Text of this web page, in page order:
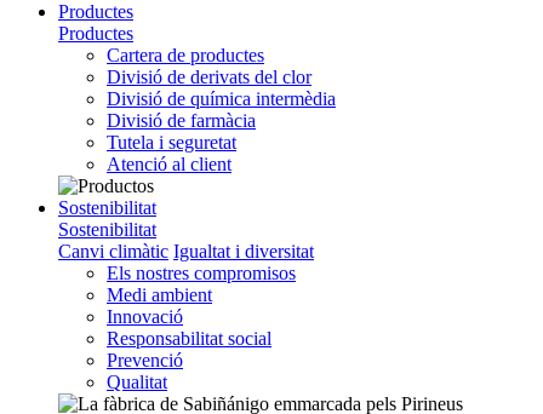
Productes
Productes
Cartera de productes
Divisió de derivats del clor
Divisió de química intermèdia
Divisió de farmàcia
Tutela i seguretat
Atenció al client
Sostenibilitat
Sostenibilitat
Canvi climàtic Igualtat i diversitat
Els nostres compromisos
Medi ambient
Innovació
Responsabilitat social
Prevenció
Qualitat